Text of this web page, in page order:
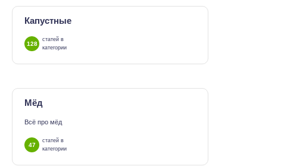
Капустные
128
статей в
категории
Мёд
Всё про мёд
47
статей в
категории